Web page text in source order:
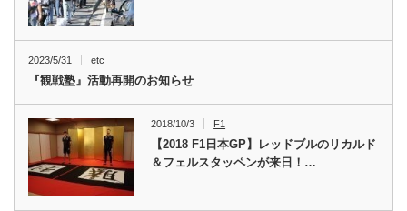
2023/5/31 etc
『観戦塾』活動再開のお知らせ
2018/10/3 F1
【2018 F1日本GP】レッドブルのリカルド
＆フェルスタッペンが来日！…